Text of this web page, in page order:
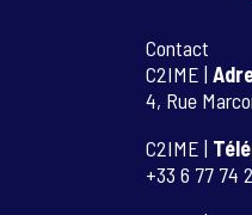
Contact
C2IME |
4, Rue
C2IME |
+33 6 77 74